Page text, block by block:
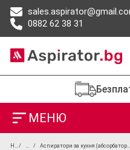
0882 62 38 31
МЕНЮ
Начало ПродуктиАспиратори за кухня (абсорбатори) – вградени, телескопични и островни модели